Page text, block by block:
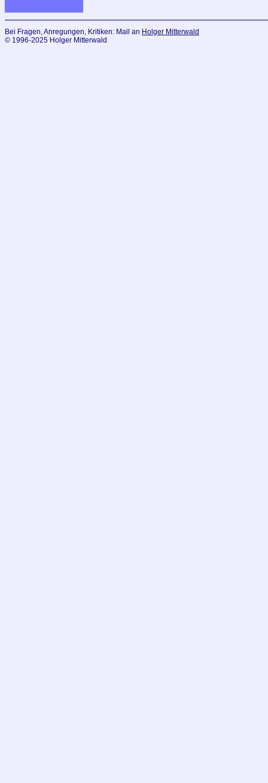
Bei Fragen, Anregungen, Kritiken: Mail an Holger Mitterwald
© 1996-2025 Holger Mitterwald